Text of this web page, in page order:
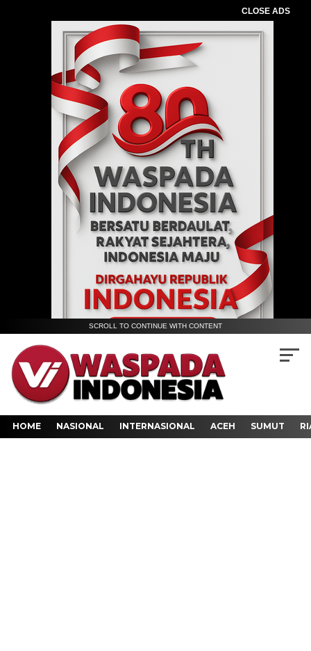
CLOSE ADS
SCROLL TO CONTINUE WITH CONTENT
HOME NASIONAL INTERNASIONAL ACEH SUMUT